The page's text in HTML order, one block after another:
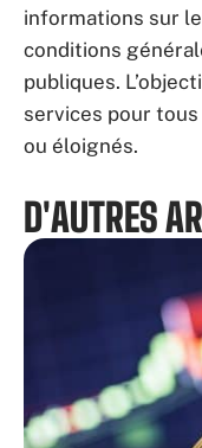
informations sur
conditions
publiques.
services pour
ou éloignés.
D'AUTRES